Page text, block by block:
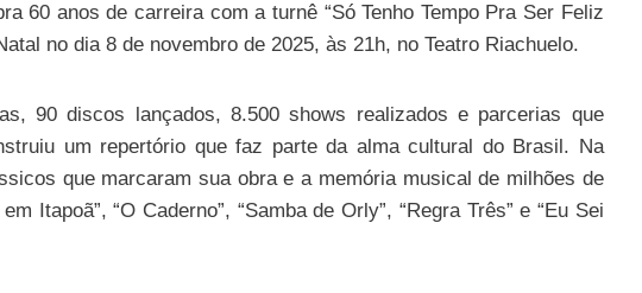
60 anos de carreira com a turnê “Só Tenho Tempo Pra Ser Feliz
no dia 8 de novembro de 2025, às 21h, no Teatro Riachuelo.
90 discos lançados, 8.500 shows realizados e parcerias que
um repertório que faz parte da alma cultural do Brasil. Na
que marcaram sua obra e a memória musical de milhões de
Itapoã”, “O Caderno”, “Samba de Orly”, “Regra Três” e “Eu Sei